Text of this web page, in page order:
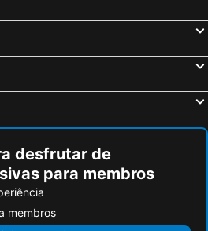
desfrutar de
para membros
membros